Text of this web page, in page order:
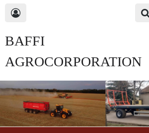
BAFFI
AGROCORPORATION
s.r.o.